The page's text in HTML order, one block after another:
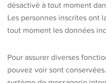
désactivé à tout moment
Les personnes inscrites ont
tout moment les données
Pour assurer diverses
pouvez voir sont